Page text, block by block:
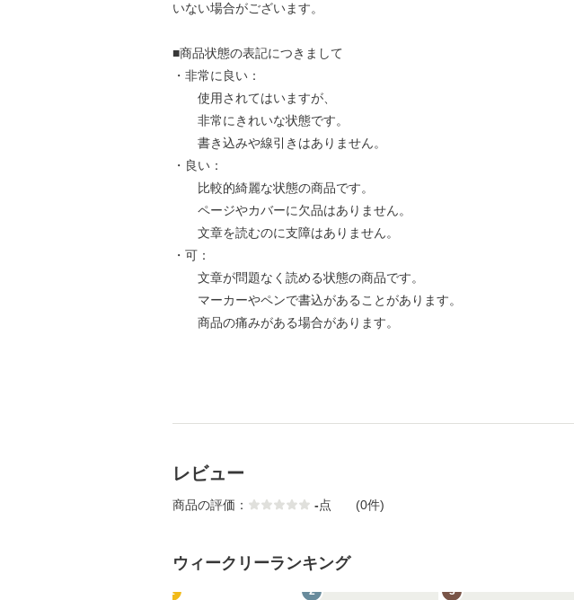
いない場合がございます。
■商品状態の表記につきまして
・非常に良い：
使用されてはいますが、
非常にきれいな状態です。
書き込みや線引きはありません。
・良い：
比較的綺麗な状態の商品です。
ページやカバーに欠品はありません。
文章を読むのに支障はありません。
・可：
文章が問題なく読める状態の商品です。
マーカーやペンで書込があることがあります。
商品の痛みがある場合があります。
レビュー
商品の評価： -点 (0件)
ウィークリーランキング
1 2 3